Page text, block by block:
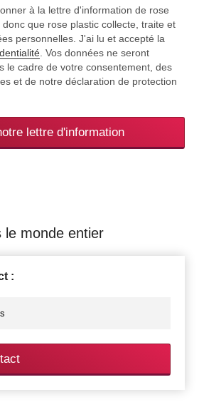
à la lettre d'information de rose
que rose plastic collecte, traite et
personnelles. J'ai lu et accepté la
. Vos données ne seront
le cadre de votre consentement, des
et de notre déclaration de protection
lettre d'information
le monde entier
: